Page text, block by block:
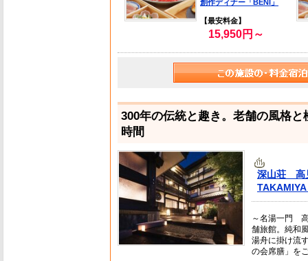
創作ディナー「BENI」
【最安料金】
15,950円～
300年の伝統と趣き。老舗の風格
時間
深山荘
～名湯一門
舗旅館。純和
湯舟に掛け流
の会席膳」を